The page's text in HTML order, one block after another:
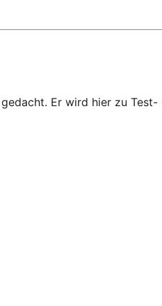
Er wird hier zu Test-